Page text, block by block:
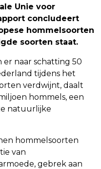
Unie voor
concludeert
hommelsoorten
soorten staat.
er naar schatting 50
tijdens het
verdwijnt, daalt
hommels, een
natuurlijke
hommelsoorten
van
gebrek aan